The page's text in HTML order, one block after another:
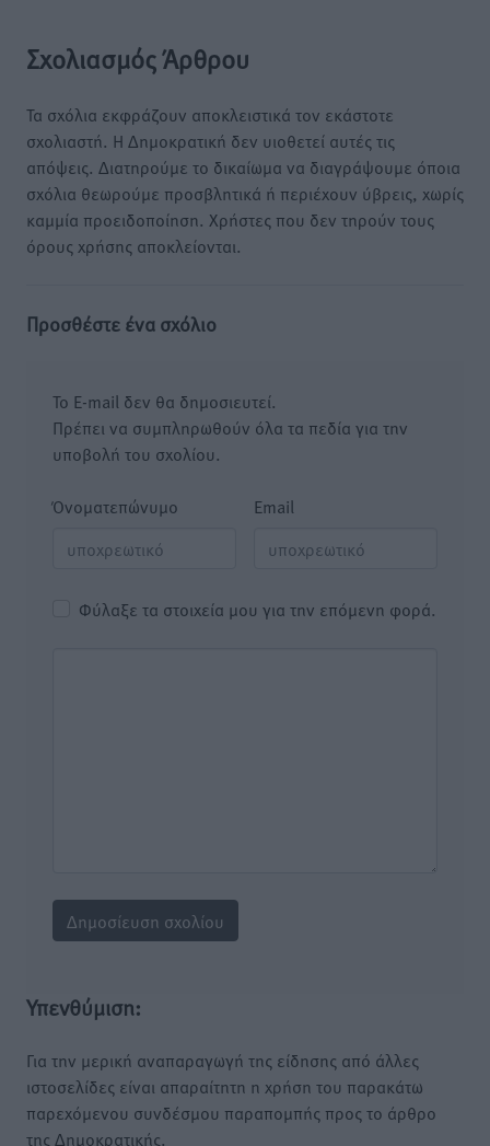
Σχολιασμός Άρθρου
Τα σχόλια εκφράζουν αποκλειστικά τον εκάστοτε
σχολιαστή. Η Δημοκρατική δεν υιοθετεί αυτές τις
απόψεις. Διατηρούμε το δικαίωμα να διαγράψουμε όποια
σχόλια θεωρούμε προσβλητικά ή περιέχουν ύβρεις, χωρίς
καμμία προειδοποίηση. Χρήστες που δεν τηρούν τους
όρους χρήσης αποκλείονται.
Προσθέστε ένα σχόλιο
Το E-mail δεν θα δημοσιευτεί.
Πρέπει να συμπληρωθούν όλα τα πεδία για την
υποβολή του σχολίου.
Όνοματεπώνυμο Email
Φύλαξε τα στοιχεία μου για την επόμενη φορά.
Υπενθύμιση:
Για την μερική αναπαραγωγή της είδησης από άλλες
ιστοσελίδες είναι απαραίτητη η χρήση του παρακάτω
παρεχόμενου συνδέσμου παραπομπής προς το άρθρο
της Δημοκρατικής.